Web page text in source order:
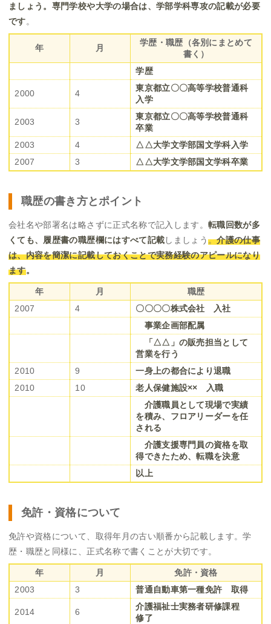
ましょう。専門学校や大学の場合は、学部学科専攻の記載が必要
です。
年 月
学歴・職歴（各別にまとめて
書く）
学歴
2000 4
東京都立〇〇高等学校普通科
入学
2003 3
東京都立〇〇高等学校普通科
卒業
2003
4
△△大学文学部国文学科入学
2007
3 △△大学文学部国文学科卒業
職歴の書き方とポイント
会社名や部署名は略さずに正式名称で記入します。転職回数が多
くても、履歴書の職歴欄にはすべて記載しましょう。介護の仕事
は、内容を簡潔に記載しておくことで実務経験のアピールになり
ます。
年 月
職歴
2007
4
〇〇〇〇株式会社 入社
事業企画部配属
「△△」の販売担当として
営業を行う
2010
9
一身上の都合により退職
2010
10
老人保健施設×× 入職
介護職員として現場で実績
を積み、フロアリーダーを任
される
介護支援専門員の資格を取
得できたため、転職を決意
以上
免許・資格について
免許や資格について、取得年月の古い順番から記載します。学
歴・職歴と同様に、正式名称で書くことが大切です。
年 月
免許・資格
2003
3 普通自動車第一種免許 取得
2014 6
介護福祉士実務者研修課程
修了